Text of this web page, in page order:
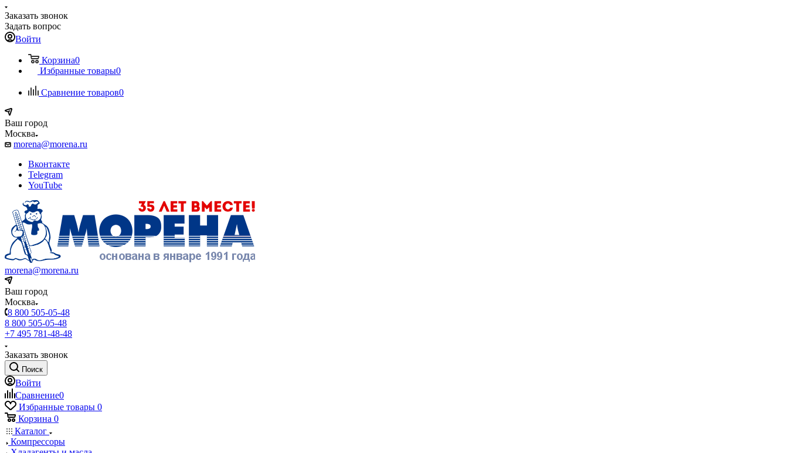
Заказать звонок
Задать вопрос
Войти
Корзина0
Избранные товары0
Сравнение товаров0
Ваш город
Москва
morena@morena.ru
Вконтакте
Telegram
YouTube
morena@morena.ru
Ваш город
Москва
8 800 505-05-48
8 800 505-05-48
+7 495 781-48-48
Заказать звонок
Поиск
Войти
Сравнение0
Избранные товары 0
Корзина 0
Каталог
Компрессоры